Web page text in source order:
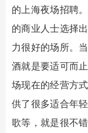
的上海夜场招聘
的商业人士选择
力很好的场所。
酒就是要适可而
场现在的经营方
供了很多适合年
歌等，就是很不